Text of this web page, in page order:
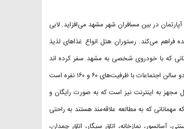
در بین مسافران شهر مشهد می‌افزاید. لابی
فراهم می‌کند. رستوران هتل انواع غذا‌های لذیذ
که با خودروی شخصی به مشهد سفر کرده اند
می‌توانند از پارکینگ اختصاصی هتل به صورت رایگان بهره‌مند شوند. علاوه بر آن هتل دارای دو سالن اجتماعات با ظرفیت‌های ۶۰ و ۱۶۰ نفره است
مجهز به اینترنت نیز است که به صورت رایگان و
که به مطالعه علاقه‌مند هستند به راحتی
آسانسور، نمازخانه، اتاق سیگار، اتاق چمدان،